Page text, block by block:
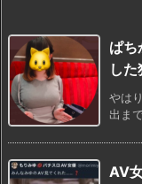
ぱち
し
やは
出ま
AV